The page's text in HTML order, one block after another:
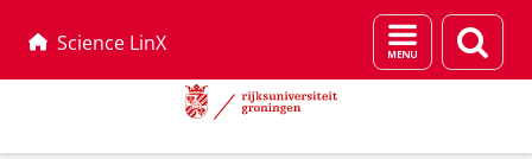
Science LinX
Menu
en